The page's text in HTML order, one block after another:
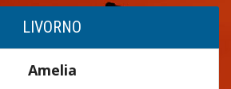
LIVORNO
Amelia